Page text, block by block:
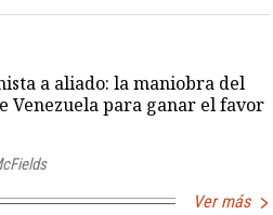
a aliado: la maniobra del
Venezuela para ganar el favor
Ver más